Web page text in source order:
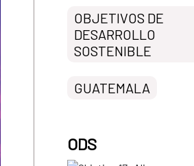
OBJETIVOS DE
DESARROLLO
SOSTENIBLE
GUATEMALA
ODS